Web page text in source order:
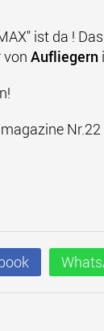
ist da !
von Aufliegern